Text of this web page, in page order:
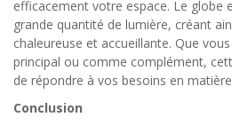
efficacement votre espace. Le globe
grande quantité de lumière, créant
chaleureuse et accueillante. Que
principal ou comme complément,
de répondre à vos besoins en matière
Conclusion